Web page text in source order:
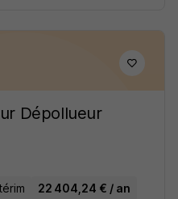
Dépollueur
22 404,24 € / an